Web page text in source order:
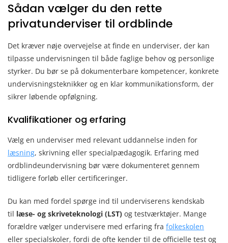
Sådan vælger du den rette
privatunderviser til ordblinde
Det kræver nøje overvejelse at finde en underviser, der kan
tilpasse undervisningen til både faglige behov og personlige
styrker. Du bør se på dokumenterbare kompetencer, konkrete
undervisningsteknikker og en klar kommunikationsform, der
sikrer løbende opfølgning.
Kvalifikationer og erfaring
Vælg en underviser med relevant uddannelse inden for
læsning, skrivning eller specialpædagogik. Erfaring med
ordblindeundervisning bør være dokumenteret gennem
tidligere forløb eller certificeringer.
Du kan med fordel spørge ind til underviserens kendskab
til læse- og skriveteknologi (LST) og testværktøjer. Mange
forældre vælger undervisere med erfaring fra folkeskolen
eller specialskoler, fordi de ofte kender til de officielle test og